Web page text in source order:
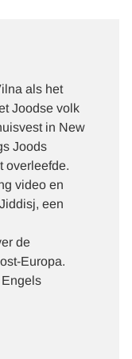
als het
Joodse volk
in New
Joods
overleefde.
video en
een
de
Europa.